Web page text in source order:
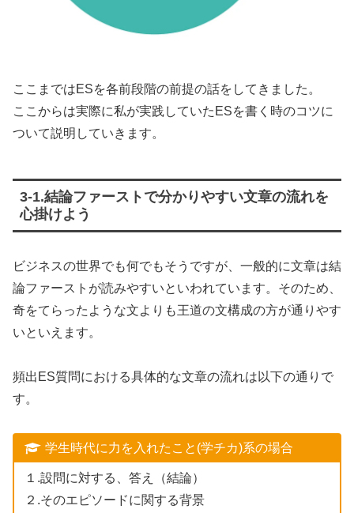
ここまではESを各前段階の前提の話をしてきました。
ここからは実際に私が実践していたESを書く時のコツに
ついて説明していきます。
3-1.結論ファーストで分かりやすい文章の流れを
心掛けよう
ビジネスの世界でも何でもそうですが、一般的に文章は結
論ファーストが読みやすいといわれています。そのため、
奇をてらったような文よりも王道の文構成の方が通りやす
いといえます。
頻出ES質問における具体的な文章の流れは以下の通りで
す。
学生時代に力を入れたこと(学チカ)系の場合
１.設問に対する、答え（結論）
２.そのエピソードに関する背景